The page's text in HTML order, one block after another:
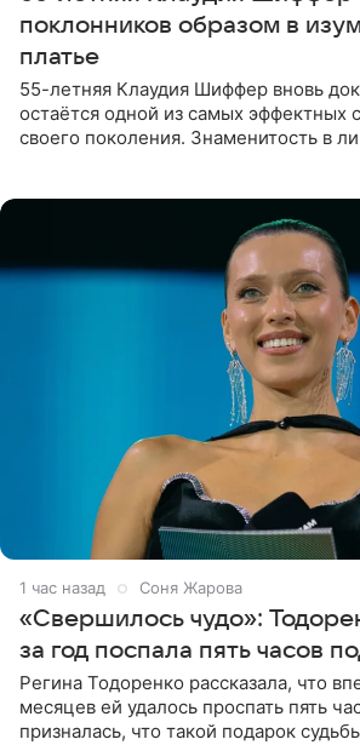
поклонников образом в
платье
55-летняя Клаудия Шиффер вновь
остаётся одной из самых эффектных
своего поколения. Знаменитость в
1 час назад Соня Жарова
«Свершилось чудо»:
за год поспала пять часов
Регина Тодоренко рассказала, что
месяцев ей удалось проспать пять
призналась, что такой подарок